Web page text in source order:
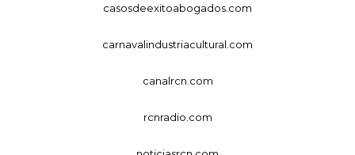
casosdeexitoabogados.com
carnavalindustriacultural.com
canalrcn.com
rcnradio.com